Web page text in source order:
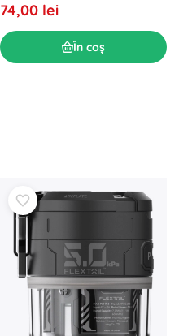
74,00 lei
În coș